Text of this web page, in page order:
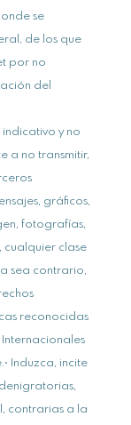
se
de los que
por no
del
indicativo y no
a no transmitir,
gráficos,
fotografías,
cualquier clase
sea contrario,
reconocidas
Induzca, incite
contrarias a la